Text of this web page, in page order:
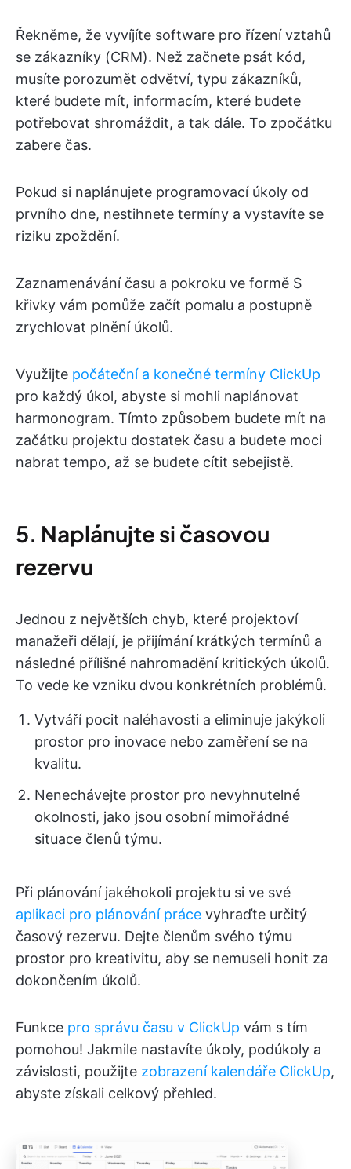
Řekněme, že vyvíjíte software pro řízení vztahů
se zákazníky (CRM). Než začnete psát kód,
musíte porozumět odvětví, typu zákazníků,
které budete mít, informacím, které budete
potřebovat shromáždit, a tak dále. To zpočátku
zabere čas.
Pokud si naplánujete programovací úkoly od
prvního dne, nestihnete termíny a vystavíte se
riziku zpoždění.
Zaznamenávání času a pokroku ve formě S
křivky vám pomůže začít pomalu a postupně
zrychlovat plnění úkolů.
Využijte počáteční a konečné termíny ClickUp
pro každý úkol, abyste si mohli naplánovat
harmonogram. Tímto způsobem budete mít na
začátku projektu dostatek času a budete moci
nabrat tempo, až se budete cítit sebejistě.
5. Naplánujte si časovou
rezervu
Jednou z největších chyb, které projektoví
manažeři dělají, je přijímání krátkých termínů a
následné přílišné nahromadění kritických úkolů.
To vede ke vzniku dvou konkrétních problémů.
Vytváří pocit naléhavosti a eliminuje jakýkoli
prostor pro inovace nebo zaměření se na
kvalitu.
Nenechávejte prostor pro nevyhnutelné
okolnosti, jako jsou osobní mimořádné
situace členů týmu.
Při plánování jakéhokoli projektu si ve své
aplikaci pro plánování práce vyhraďte určitý
časový rezervu. Dejte členům svého týmu
prostor pro kreativitu, aby se nemuseli honit za
dokončením úkolů.
Funkce pro správu času v ClickUp vám s tím
pomohou! Jakmile nastavíte úkoly, podúkoly a
závislosti, použijte zobrazení kalendáře ClickUp,
abyste získali celkový přehled.